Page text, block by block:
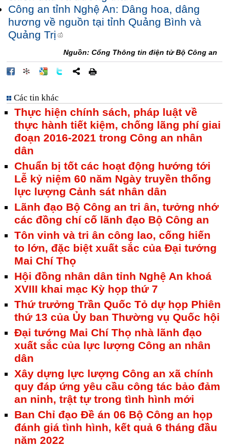
Công an tỉnh Nghệ An: Dâng hoa, dâng
hương về nguồn tại tỉnh Quảng Bình và
Quảng Trị
Nguồn: Cổng Thông tin điện tử Bộ Công an
Các tin khác
Thực hiện chính sách, pháp luật về
thực hành tiết kiệm, chống lãng phí giai
đoạn 2016-2021 trong Công an nhân
dân
Chuẩn bị tốt các hoạt động hướng tới
Lễ kỷ niệm 60 năm Ngày truyền thống
lực lượng Cảnh sát nhân dân
Lãnh đạo Bộ Công an tri ân, tưởng nhớ
các đồng chí cố lãnh đạo Bộ Công an
Tôn vinh và tri ân công lao, cống hiến
to lớn, đặc biệt xuất sắc của Đại tướng
Mai Chí Thọ
Hội đồng nhân dân tỉnh Nghệ An khoá
XVIII khai mạc Kỳ họp thứ 7
Thứ trưởng Trần Quốc Tỏ dự họp Phiên
thứ 13 của Ủy ban Thường vụ Quốc hội
Đại tướng Mai Chí Thọ nhà lãnh đạo
xuất sắc của lực lượng Công an nhân
dân
Xây dựng lực lượng Công an xã chính
quy đáp ứng yêu cầu công tác bảo đảm
an ninh, trật tự trong tình hình mới
Ban Chỉ đạo Đề án 06 Bộ Công an họp
đánh giá tình hình, kết quả 6 tháng đầu
năm 2022